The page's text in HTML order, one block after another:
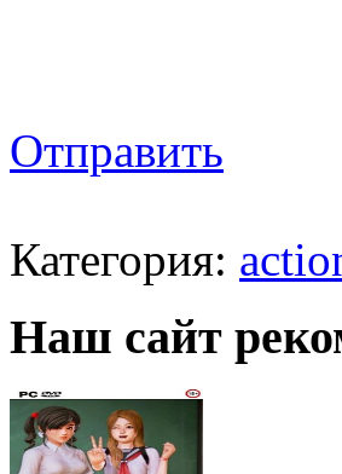
Отправить
Категория:
Наш сайт